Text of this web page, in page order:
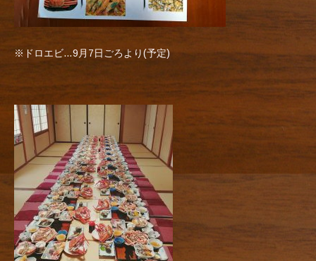
※ドロエビ…9月7日ごろより(予定)